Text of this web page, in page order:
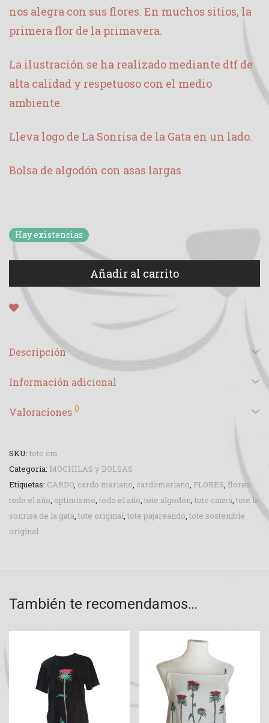
nos alegra con sus flores. En muchos sitios, la
primera flor de la primavera.
La ilustración se ha realizado mediante dtf de
alta calidad y respetuoso con el medio
ambiente.
Lleva logo de La Sonrisa de la Gata en un lado.
Bolsa de algodón con asas largas
Hay existencias
Añadir al carrito
Descripción
Información adicional
Valoraciones 0
SKU: tote cm
Categoría: MOCHILAS y BOLSAS
Etiquetas: CARDO cardo mariano cardomariano FLORES flores
todo el año optimismo todo el año tote algodón tote canva tote la
sonrisa de la gata tote original tote pajareando tote sostenible
original
También te recomendamos…